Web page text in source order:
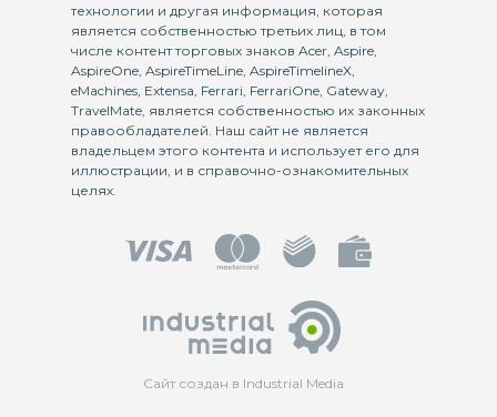
технологии и другая информация, которая
является собственностью третьих лиц, в том
числе контент торговых знаков Acer, Aspire,
AspireOne, AspireTimeLine, AspireTimelineX,
eMachines, Extensa, Ferrari, FerrariOne, Gateway,
TravelMate, является собственностью их законных
правообладателей. Наш сайт не является
владельцем этого контента и использует его для
иллюстрации, и в справочно-ознакомительных
целях.
Сайт создан в Industrial Media